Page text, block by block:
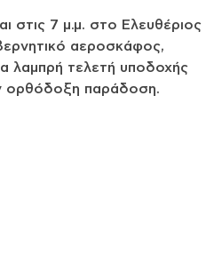
στις 7 μ.μ. στο Ελευθέριος
αεροσκάφος,
λαμπρή τελετή υποδοχής
ορθόδοξη παράδοση.